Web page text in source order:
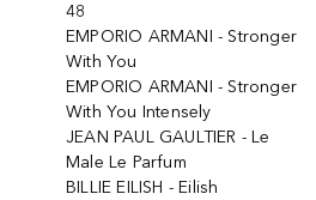
48
EMPORIO ARMANI - Stronger
With You
EMPORIO ARMANI - Stronger
With You Intensely
JEAN PAUL GAULTIER - Le
Male Le Parfum
BILLIE EILISH - Eilish